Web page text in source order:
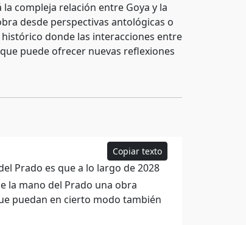
compleja relación entre Goya y la
desde perspectivas antológicas o
donde las interacciones entre
puede ofrecer nuevas reflexiones
Copiar texto
Prado es que a lo largo de 2028
la mano del Prado una obra
puedan en cierto modo también